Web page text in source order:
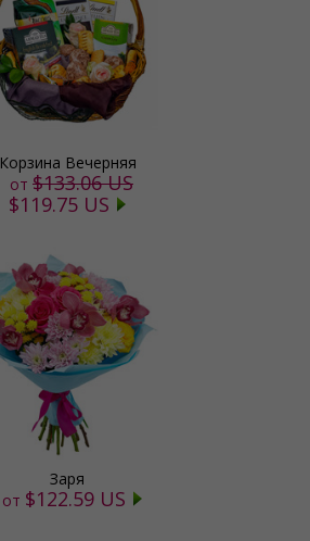
Корзина Вечерняя
от $133.06 US
$119.75 US
Заря
от $122.59 US